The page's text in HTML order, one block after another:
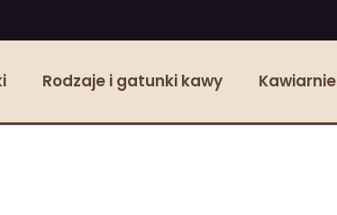
Rodzaje i gatunki kawy Kawiarnie